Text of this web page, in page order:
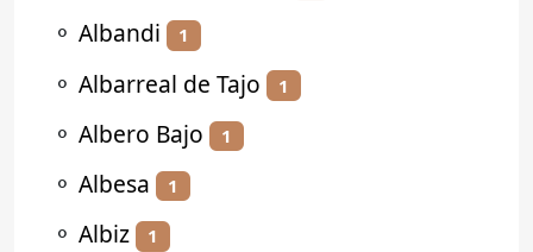
⚬ Albandi 1
⚬ Albarreal de Tajo 1
⚬ Albero Bajo 1
⚬ Albesa 1
⚬ Albiz 1